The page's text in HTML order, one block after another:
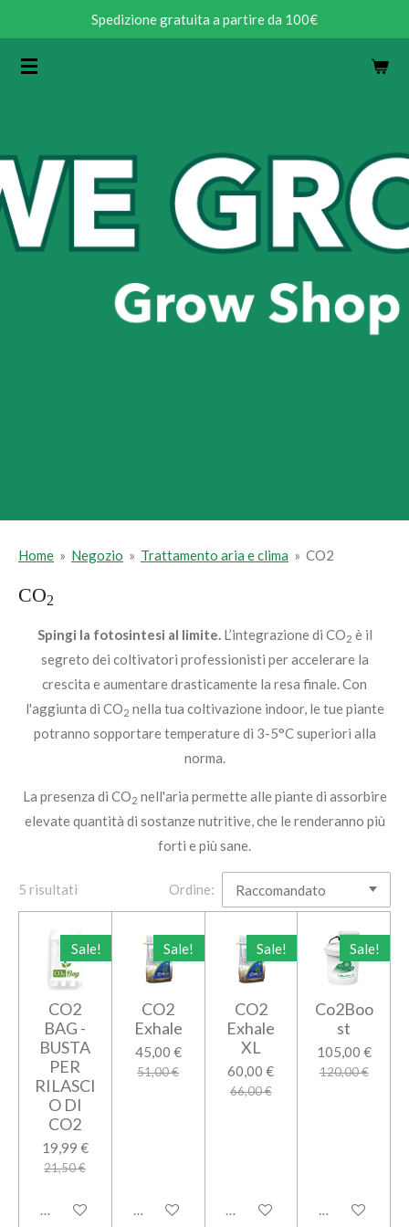
contenuto
Spedizione gratuita a partire da 100€
Home » Negozio » Trattamento aria e clima » CO2
CO2
Spingi la fotosintesi al limite.L’integrazione di CO2 è il
segreto dei coltivatori professionisti per accelerare la
crescita e aumentare drasticamente la resa finale. Con
l'aggiunta di CO2 nella tua coltivazione indoor, le tue piante
potranno sopportare temperature di 3-5°C superiori alla
norma.
La presenza di CO2 nell'aria permette alle piante di assorbire
elevate quantità di sostanze nutritive, che le renderanno più
forti e più sane.
5 risultati Ordine:
Sale!
CO2
BAG -
BUSTA
PER
RILASCI
O DI
CO2
19,99 €
21,50 €
Aggiungi al carrello
Sale!
CO2
Exhale
45,00 €
51,00 €
Aggiungi al carrello
Sale!
CO2
Exhale
XL
60,00 €
66,00 €
Aggiungi al carrello
Sale!
Co2Boo
st
105,00 €
120,00 €
Aggiungi al